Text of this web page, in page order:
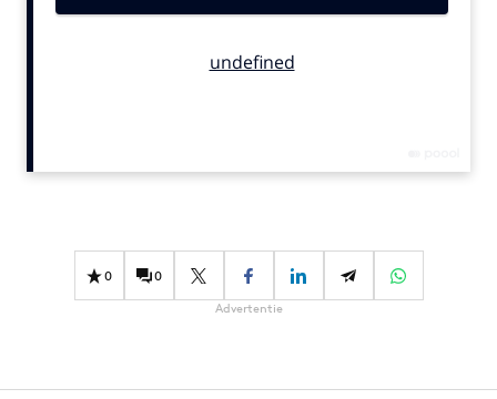
Campagnes
Data & Insights
Digital transformation
0 0
Advertentie